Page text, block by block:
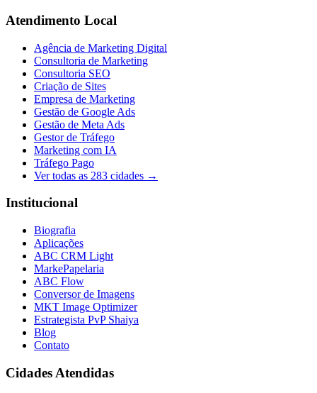
Atendimento Local
Agência de Marketing Digital
Consultoria de Marketing
Consultoria SEO
Criação de Sites
Empresa de Marketing
Gestão de Google Ads
Gestão de Meta Ads
Gestor de Tráfego
Marketing com IA
Tráfego Pago
Ver todas as 283 cidades →
Institucional
Biografia
Aplicações
ABC CRM Light
MarkePapelaria
ABC Flow
Conversor de Imagens
MKT Image Optimizer
Estrategista PvP Shaiya
Blog
Contato
Cidades Atendidas